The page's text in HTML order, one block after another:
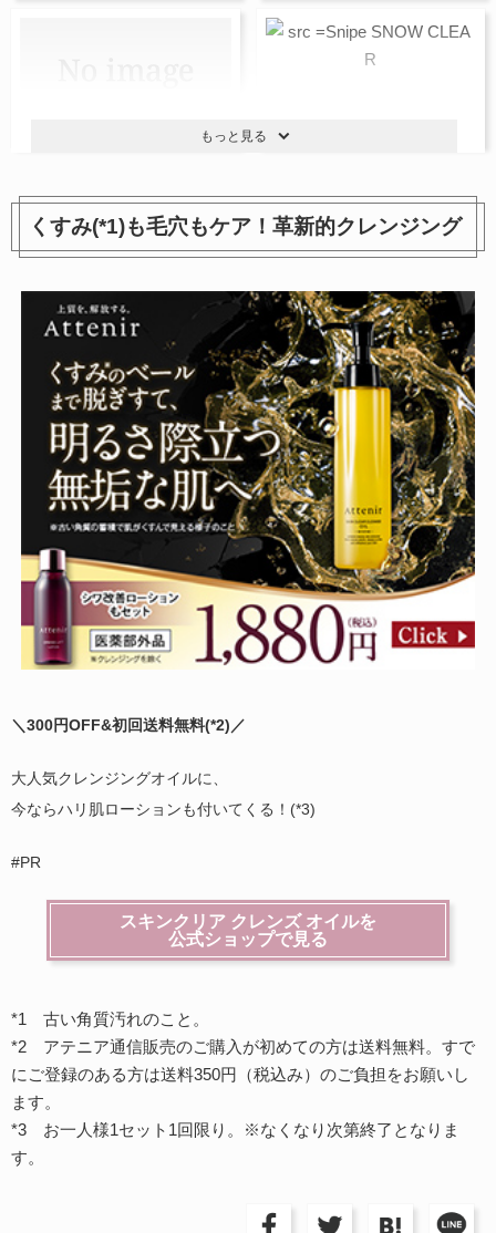
紫外線予報 さらさらUVステ
参考価格：1,870円
Snipe SNOW CLEAR
商品を見る
もっと見る
くすみ(*1)も毛穴もケア！革新的クレンジング
＼300円OFF&初回送料無料(*2) ／
大人気クレンジングオイルに、
今ならハリ肌ローションも付いてくる！(*3)
#PR
スキンクリア クレンズ オイルを
公式ショップで見る
*1 古い角質汚れのこと。
*2 アテニア通信販売のご購入が初めての方は送料無料。すで
にご登録のある方は送料350円（税込み）のご負担をお願いし
ます。
*3 お一人様1セット1回限り。※なくなり次第終了となりま
す。